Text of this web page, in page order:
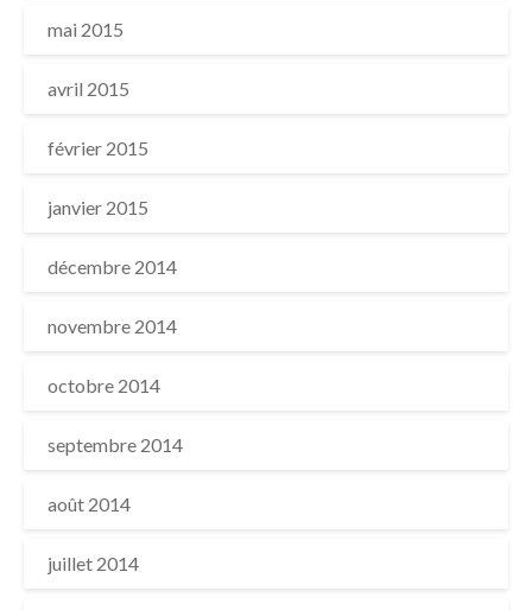
mai 2015
avril 2015
février 2015
janvier 2015
décembre 2014
novembre 2014
octobre 2014
septembre 2014
août 2014
juillet 2014